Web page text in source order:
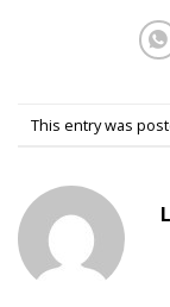
This entry was